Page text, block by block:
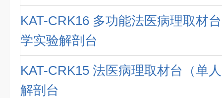
KAT-CRK16 多功能法医病理取材
学实验解剖台
KAT-CRK15 法医病理取材台（单
解剖台